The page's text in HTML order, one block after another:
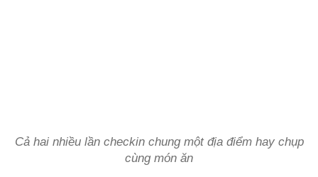
Cả hai nhiều lần checkin chung một địa điểm hay chụp
cùng món ăn